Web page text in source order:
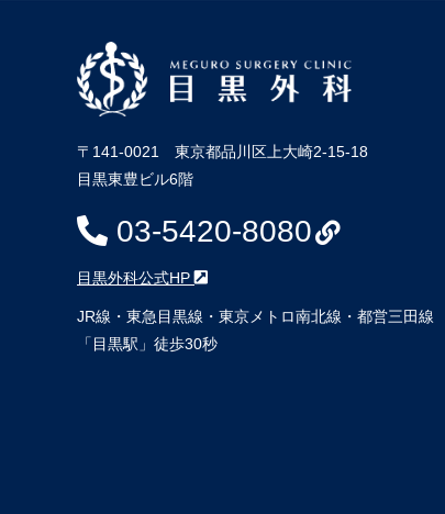
〒141-0021 東京都品川区上大崎2-15-18
目黒東豊ビル6階
03-5420-8080
目黒外科公式HP
JR線・東急目黒線・東京メトロ南北線・都営三田線
「目黒駅」徒歩30秒